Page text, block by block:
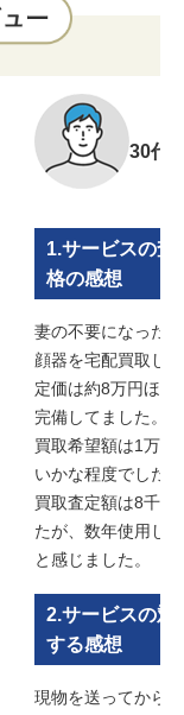
30代 /
1.サービスの査
格の感想
妻の不要になった
顔器を宅配買取し
定価は約8万円ほど
完備してました。
買取希望額は1万円
いかな程度でした。
買取査定額は8千円
たが、数年使用し
と感じました。
2.サービスの対
する感想
現物を送ってから3